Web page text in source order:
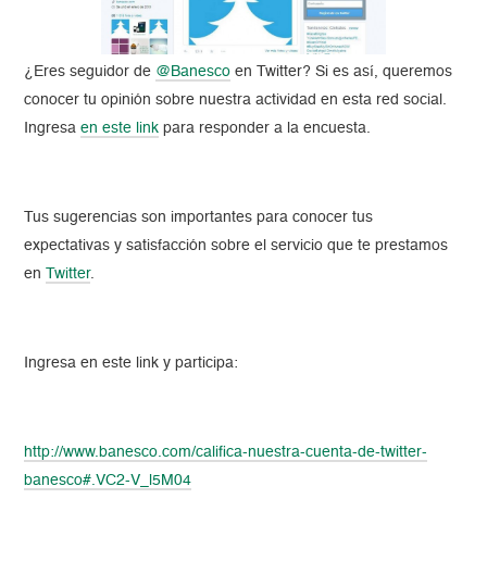
¿Eres seguidor de @Banesco en Twitter? Si es así, queremos
conocer tu opinión sobre nuestra actividad en esta red social.
Ingresaen este link para responder a la encuesta.
Tus sugerencias son importantes para conocer tus
expectativas y satisfacción sobre el servicio que te prestamos
en
Twitter.
Ingresa en este link y participa:
http://www.banesco.com/califica-nuestra-cuenta-de-twitter-
banesco#.VC2-V_l5M04